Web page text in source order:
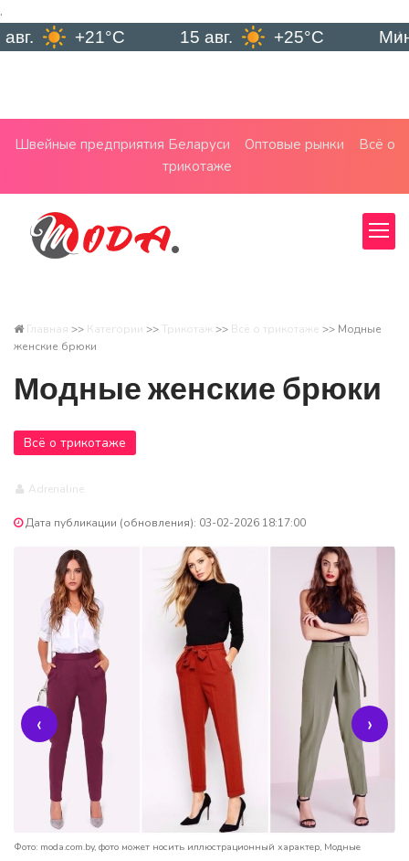
.
+21°C +25°C
Швейные предприятия Беларуси Оптовые рынки
Всё о
трикотаже
Главная >> Категории >> Трикотаж >> Всё о трикотаже >> Модные
женские брюки
Модные женские брюки
Всё о трикотаже
Adrenaline
Дата публикации (обновления): 03-02-2026 18:17:00
Фото: moda.com.by, фото может носить иллюстрационный характер, Модные
‹ ›